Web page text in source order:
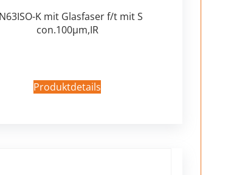
K mit Glasfaser f/t mit S
con.100µm,IR
Produktdetails